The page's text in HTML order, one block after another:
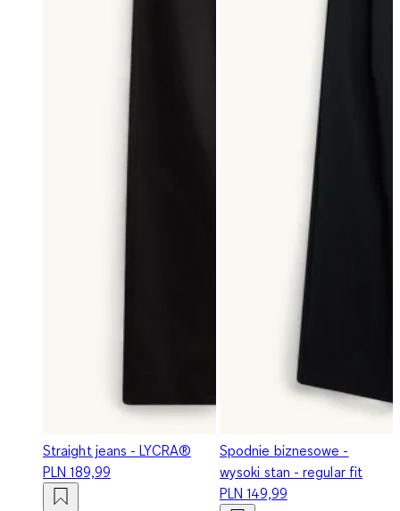
Straight jeans - LYCRA®
PLN 189,99
Spodnie biznesowe -
wysoki stan - regular fit
PLN 149,99